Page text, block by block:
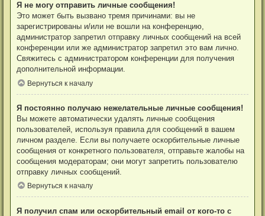
Я не могу отправить личные сообщения!
Это может быть вызвано тремя причинами: вы не
зарегистрированы и/или не вошли на конференцию,
администратор запретил отправку личных сообщений на всей
конференции или же администратор запретил это вам лично.
Свяжитесь с администратором конференции для получения
дополнительной информации.
Вернуться к началу
Я постоянно получаю нежелательные личные сообщения!
Вы можете автоматически удалять личные сообщения
пользователей, используя правила для сообщений в вашем
личном разделе. Если вы получаете оскорбительные личные
сообщения от конкретного пользователя, отправьте жалобы на
сообщения модераторам; они могут запретить пользователю
отправку личных сообщений.
Вернуться к началу
Я получил спам или оскорбительный email от кого-то с